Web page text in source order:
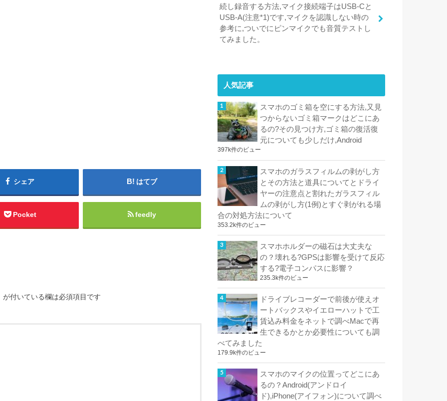
シェア はてブ
Pocket feedly
が付いている欄は必須項目です
続し録音する方法,マイク接続端子はUSB-Cと
USB-A(注意*1)です,マイクを認識しない時の
参考に,ついでにピンマイクでも音質テストし
てみました。
人気記事
スマホのゴミ箱を空にする方法,又見
つからないゴミ箱マークはどこにあ
るの?その見つけ方,ゴミ箱の復活復
元についても少しだけ,Android
397k件のビュー
スマホのガラスフィルムの剥がし方
とその方法と道具についてとドライ
ヤーの注意点と割れたガラスフィル
ムの剥がし方(1例)とすぐ剥がれる場
合の対処方法について
353.2k件のビュー
スマホホルダーの磁石は大丈夫な
の？壊れる?GPSは影響を受けて反応
する?電子コンパスに影響？
235.3k件のビュー
ドライブレコーダーで前後が使えオ
ートバックスやイエローハットで工
賃込み料金をネットで調べMacで再
生できるかとか必要性についても調
べてみました
179.9k件のビュー
スマホのマイクの位置ってどこにあ
るの？Android(アンドロイ
ド),iPhone(アイフォン)について調べ